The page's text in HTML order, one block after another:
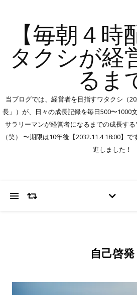
【毎朝４時
タクシが経
るま
当ブログでは、経営者を目指すワタクシ（
長」）が、日々の成長記録を毎日500〜1000
サラリーマンが経営者になるまでの成長す
（笑） 〜期限は10年後【2032.11.4 18:00】
進しました！
自己啓発